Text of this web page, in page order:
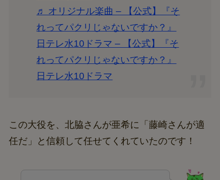
♬ オリジナル楽曲 – 【公式】『そ
れってパクリじゃないですか？』
日テレ水10ドラマ – 【公式】『そ
れってパクリじゃないですか？』
日テレ水10ドラマ
この大役を、北脇さんが亜希に「藤崎さんが適
任だ」と信頼して任せてくれていたのです！